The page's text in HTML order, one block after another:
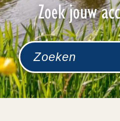
Zoek jouw